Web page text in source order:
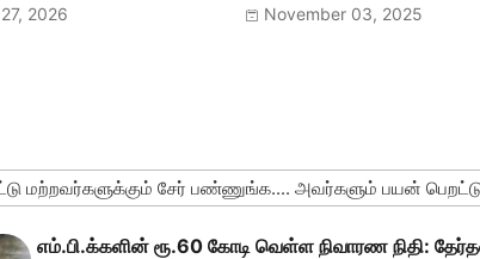
2026 November 03, 2025
மற்றவர்களுக்கும் சேர் பண்ணுங்க.... அவர்களும் பயன்
எம்.பி.க்களின் ரூ.60 கோடி வெள்ள நிவாரண நிதி: